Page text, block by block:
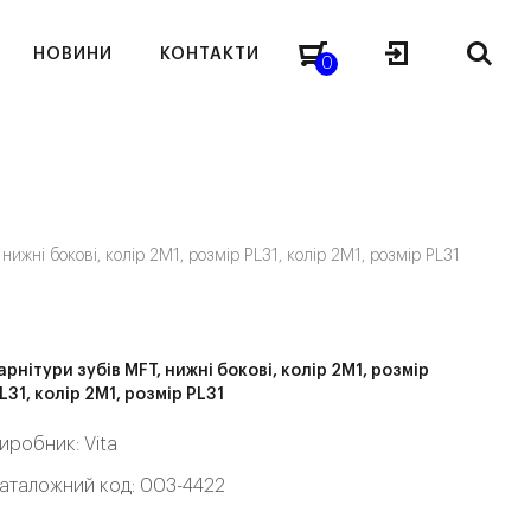
НОВИНИ КОНТАКТИ
0
нижні бокові, колір 2M1, розмір PL31, колір 2M1, розмір PL31
зубів MFT, нижні бокові, колір 2M1, розмір
колір 2M1, розмір PL31
Vita
код: 003-4422